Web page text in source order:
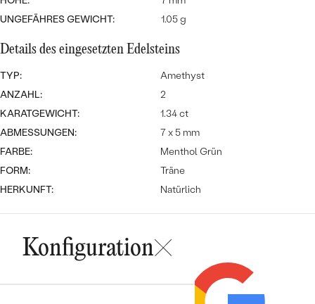
Wave Kollektion
ANSEHEN
DIAMANTEN
Ohrrinnge
ANSEHEN
Personalisierte
Halsketten
ANSEHEN
Meistverkaufte
Ringe
ANSEHEN
UNGEFÄHRES GEWICHT:
1.05 g
Details des eingesetzten Edelsteins
TYP:
Amethyst
ANZAHL:
2
KARATGEWICHT:
1.34 ct
ABMESSUNGEN:
7 x 5 mm
FARBE:
Menthol Grün
FORM:
Träne
HERKUNFT:
Natürlich
Konfiguration